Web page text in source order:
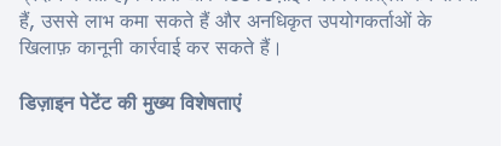
हैं, उससे लाभ कमा सकते हैं और अनधिकृत उपयोगकर्ताओं के
खिलाफ़ कानूनी कार्रवाई कर सकते हैं।
डिज़ाइन पेटेंट की मुख्य विशेषताएं